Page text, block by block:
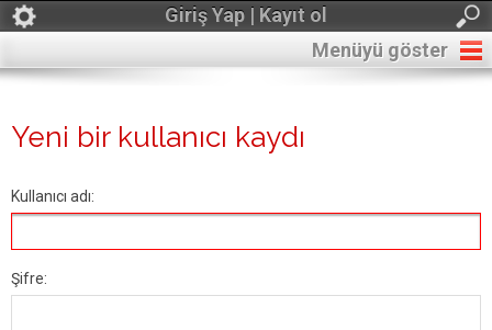
Giriş Yap | Kayıt ol
Menüyü göster
Yeni bir kullanıcı kaydı
Kullanıcı adı:
Şifre: